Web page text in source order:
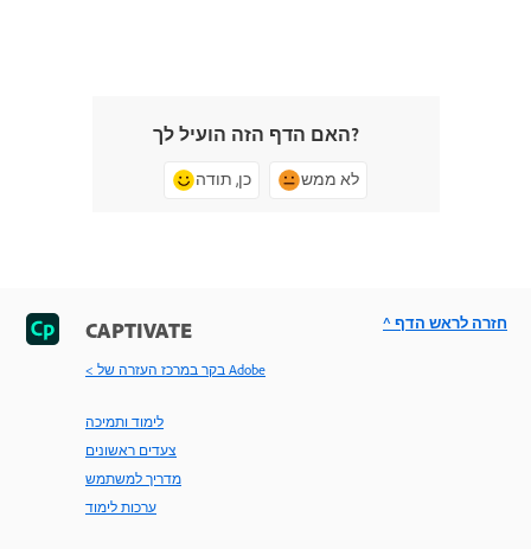
האם הדף הזה הועיל לך?
כן, תודה לא ממש
CAPTIVATE
< בקר במרכז העזרה של Adobe
לימוד ותמיכה
צעדים ראשונים
מדריך למשתמש
ערכות לימוד
^ חזרה לראש הדף